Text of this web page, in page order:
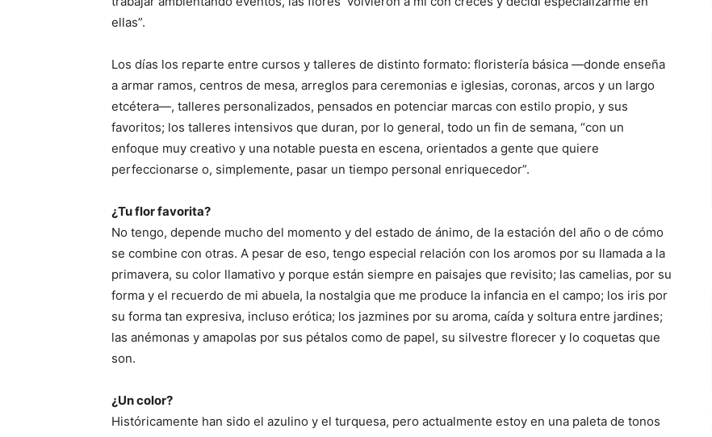
ellas”.
Los días los reparte entre cursos y talleres de distinto formato: floristería básica —donde enseña
a armar ramos, centros de mesa, arreglos para ceremonias e iglesias, coronas, arcos y un largo
etcétera—, talleres personalizados, pensados en potenciar marcas con estilo propio, y sus
favoritos; los talleres intensivos que duran, por lo general, todo un fin de semana, “con un
enfoque muy creativo y una notable puesta en escena, orientados a gente que quiere
perfeccionarse o, simplemente, pasar un tiempo personal enriquecedor”.
¿Tu flor favorita?
No tengo, depende mucho del momento y del estado de ánimo, de la estación del año o de cómo
se combine con otras. A pesar de eso, tengo especial relación con los aromos por su llamada a la
primavera, su color llamativo y porque están siempre en paisajes que revisito; las camelias, por su
forma y el recuerdo de mi abuela, la nostalgia que me produce la infancia en el campo; los iris por
su forma tan expresiva, incluso erótica; los jazmines por su aroma, caída y soltura entre jardines;
las anémonas y amapolas por sus pétalos como de papel, su silvestre florecer y lo coquetas que
son.
¿Un color?
Históricamente han sido el azulino y el turquesa, pero actualmente estoy en una paleta de tonos